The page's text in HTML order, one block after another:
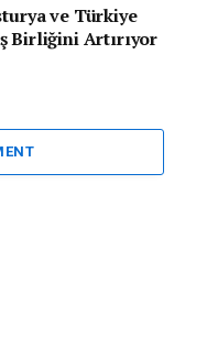
ve Türkiye
Birliğini Artırıyor